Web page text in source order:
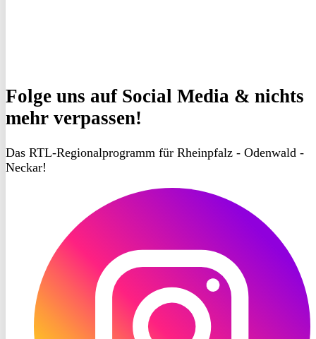
Folge uns auf Social Media & nichts
mehr verpassen!
Das RTL-Regionalprogramm für Rheinpfalz - Odenwald -
Neckar!
Instagram